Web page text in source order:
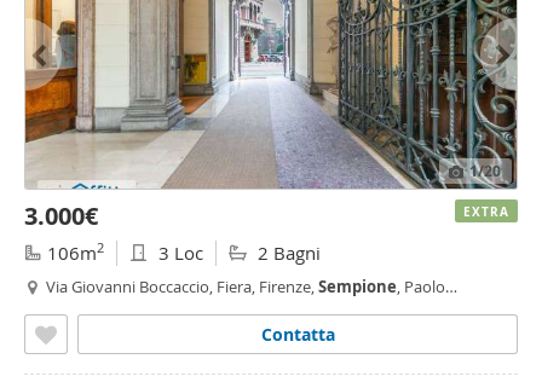
1/20
3.000€
106m2 3 Loc 2 Bagni
Via Giovanni Boccaccio, Fiera, Firenze,Sempione, Paolo
Contatta
EXTRA